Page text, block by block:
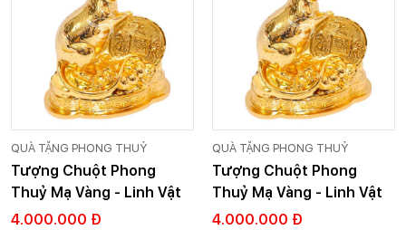
QUÀ TẶNG PHONG THUỶ
Tượng Chuột Phong
Thuỷ Mạ Vàng - Linh Vật
Phong Thuỷ - Cỡ 1
4.000.000 Đ
QUÀ TẶNG PHONG THUỶ
Tượng Chuột Phong
Thuỷ Mạ Vàng - Linh Vật
Phong Thuỷ - Cỡ 1
4.000.000 Đ